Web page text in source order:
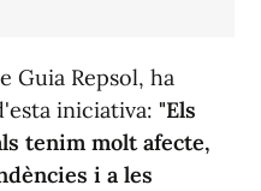
Guia Repsol, ha
iniciativa: "Els
tenim molt afecte,
i a les